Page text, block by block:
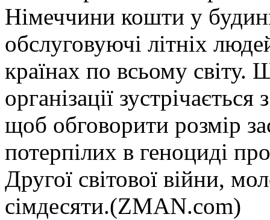
Німеччини кошти у
обслуговуючі літніх
країнах по всьому світу.
організації
щоб обговорити розмір
потерпілих в геноциді
Другої світової війни,
сімдесяти.(ZMAN.com)